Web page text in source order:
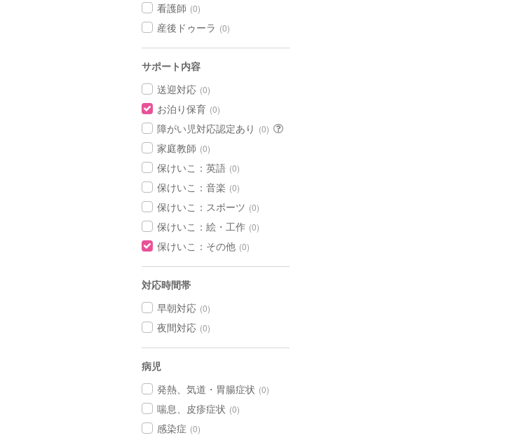
看護師 (0)
産後ドゥーラ (0)
サポート内容
送迎対応 (0)
お泊り保育 (0)
障がい児対応認定あり (0)
家庭教師 (0)
保けいこ：英語 (0)
保けいこ：音楽 (0)
保けいこ：スポーツ (0)
保けいこ：絵・工作 (0)
保けいこ：その他 (0)
対応時間帯
早朝対応 (0)
夜間対応 (0)
病児
発熱、気道・胃腸症状 (0)
喘息、皮疹症状 (0)
感染症 (0)